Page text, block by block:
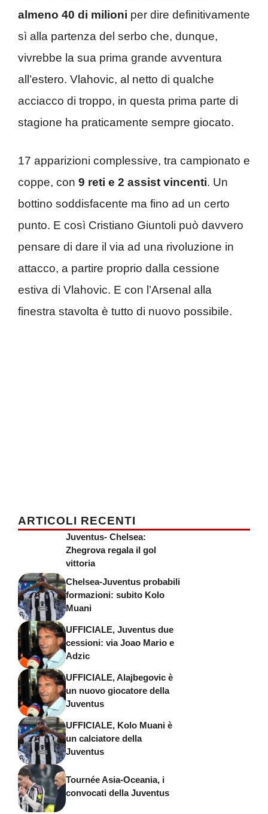
almeno 40 di milioni per dire definitivamente
sì alla partenza del serbo che, dunque,
vivrebbe la sua prima grande avventura
all’estero. Vlahovic, al netto di qualche
acciacco di troppo, in questa prima parte di
stagione ha praticamente sempre giocato.
17 apparizioni complessive, tra campionato e
coppe, con 9 reti e 2 assist vincenti. Un
bottino soddisfacente ma fino ad un certo
punto. E così Cristiano Giuntoli può davvero
pensare di dare il via ad una rivoluzione in
attacco, a partire proprio dalla cessione
estiva di Vlahovic. E con l’Arsenal alla
finestra stavolta è tutto di nuovo possibile.
ARTICOLI RECENTI
Juventus- Chelsea:
Zhegrova regala il gol
vittoria
Chelsea-Juventus probabili
formazioni: subito Kolo
Muani
UFFICIALE, Juventus due
cessioni: via Joao Mario e
Adzic
UFFICIALE, Alajbegovic è
un nuovo giocatore della
Juventus
UFFICIALE, Kolo Muani è
un calciatore della
Juventus
Tournée Asia-Oceania, i
convocati della Juventus